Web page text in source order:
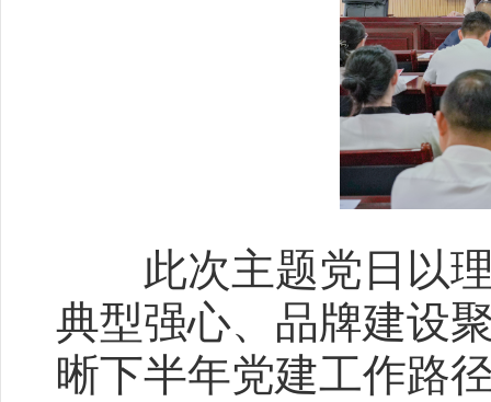
此次主题党日以理
典型强心、品牌建设
晰下半年党建工作路